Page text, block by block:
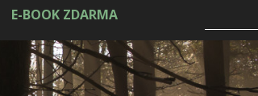
E-BOOK ZDARMA